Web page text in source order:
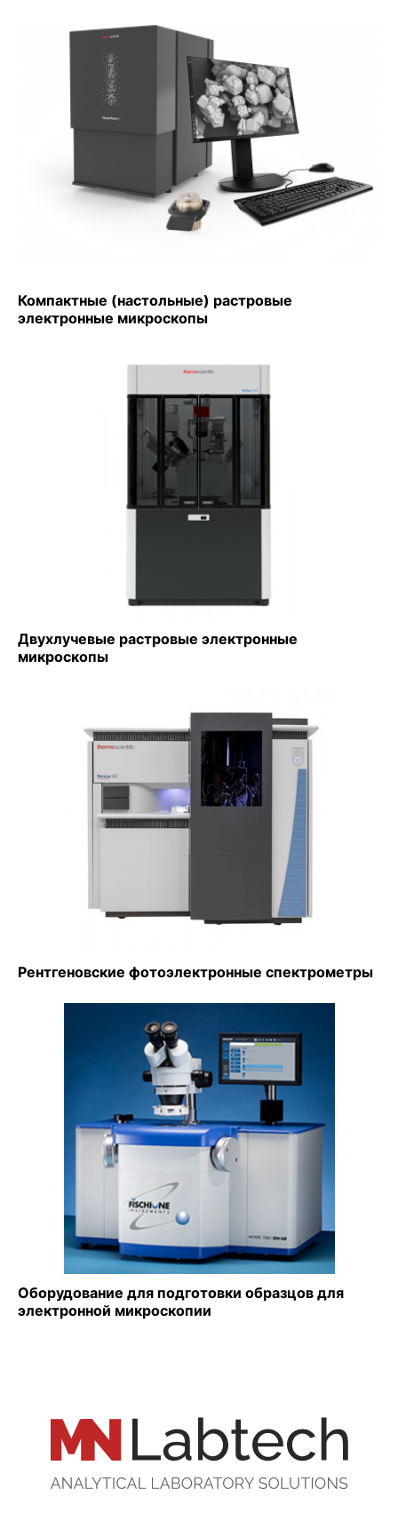
Компактные (настольные) растровые
электронные микроскопы
Двухлучевые растровые электронные
микроскопы
Рентгеновские фотоэлектронные спектрометры
Оборудование для подготовки образцов для
электронной микроскопии